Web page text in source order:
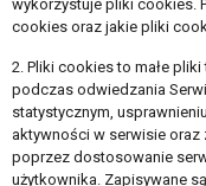
wykorzystuje pliki cookies.
cookies oraz jakie pliki
2. Pliki cookies to małe
podczas odwiedzania
statystycznym,
aktywności w serwisie
poprzez dostosowanie
użytkownika. Zapisywane